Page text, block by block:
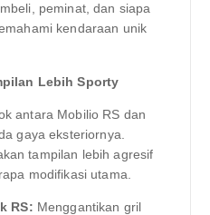
peminat, dan siapa
kendaraan unik
Lebih Sporty
antara Mobilio RS dan
gaya eksteriornya.
tampilan lebih agresif
modifikasi utama.
RS: Menggantikan gril